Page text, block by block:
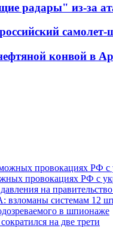
радары" из-за
конвой в
провокациях РФ с
на
системам 12
в шпионаже
на две трети